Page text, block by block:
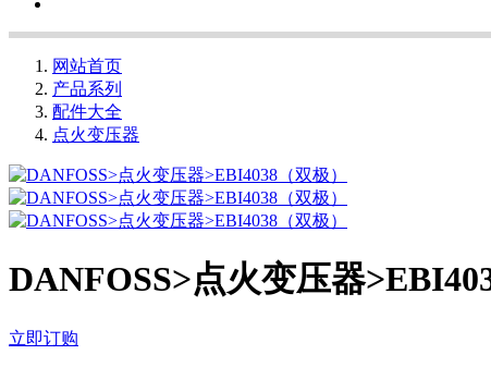
网站首页
产品系列
配件大全
点火变压器
DANFOSS>点火变压器
立即订购